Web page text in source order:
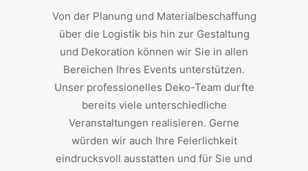
Von der Planung und Materialbeschaffung
über die Logistik bis hin zur Gestaltung
und Dekoration können wir Sie in allen
Bereichen Ihres Events unterstützen.
Unser professionelles Deko-Team durfte
bereits viele unterschiedliche
Veranstaltungen realisieren. Gerne
würden wir auch Ihre Feierlichkeit
eindrucksvoll ausstatten und für Sie und